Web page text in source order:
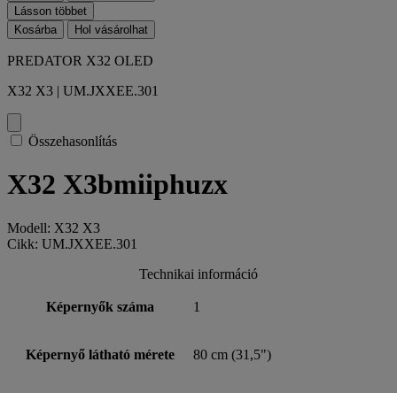
Lásson többet
Kosárba
Hol vásárolhat
PREDATOR X32 OLED
X32 X3 | UM.JXXEE.301
Összehasonlítás
X32 X3bmiiphuzx
Modell: X32 X3
Cikk: UM.JXXEE.301
Technikai információ
Képernyők száma 1
Képernyő látható mérete 80 cm (31,5")